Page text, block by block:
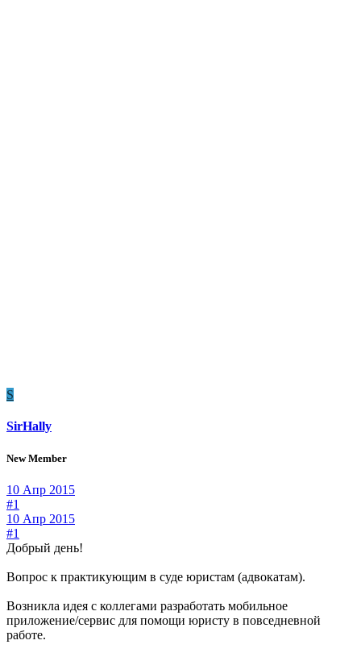
S
SirHally
New Member
10 Апр 2015
#1
10 Апр 2015
#1
Добрый день!
Вопрос к практикующим в суде юристам (адвокатам).
Возникла идея с коллегами разработать мобильное
приложение/сервис для помощи юристу в повседневной
работе.